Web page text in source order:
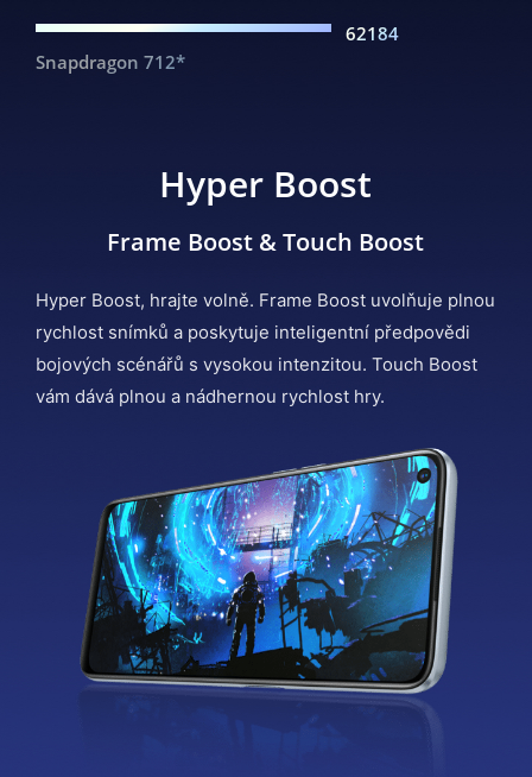
Snapdragon 712*
62184
Hyper Boost
Frame Boost & Touch Boost
Hyper Boost, hrajte volně. Frame Boost uvolňuje plnou
rychlost snímků a poskytuje inteligentní předpovědi
bojových scénářů s vysokou intenzitou. Touch Boost
vám dává plnou a nádhernou rychlost hry.